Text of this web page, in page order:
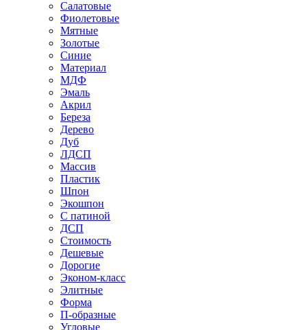
Салатовые
Фиолетовые
Мятные
Золотые
Синие
Материал
МДФ
Эмаль
Акрил
Береза
Дерево
Дуб
ЛДСП
Массив
Пластик
Шпон
Экошпон
С патиной
ДСП
Стоимость
Дешевые
Дорогие
Эконом-класс
Элитные
Форма
П-образные
Угловые